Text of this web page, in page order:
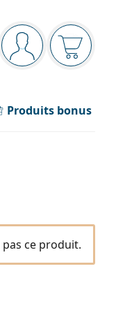
Barre de navigation
Vous êtesVotre
Produits bonus
ce produit.